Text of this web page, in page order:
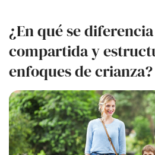
¿En qué se
compartida y
enfoques de crianza?